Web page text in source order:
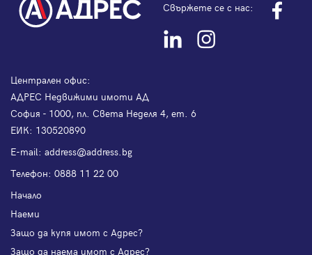
Свържете се с нас:
Централен офис:
АДРЕС Недвижими имоти АД
София - 1000, пл. Света Неделя 4, ет. 6
ЕИК: 130520890
Е-mail: address@address.bg
Телефон: 0888 11 22 00
Начало
Наеми
Защо да купя имот с Адрес?
Защо да наема имот с Адрес?